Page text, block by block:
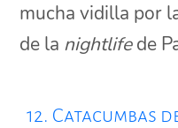
mucha vidilla por
de la nightlifede
12. Catacumbas